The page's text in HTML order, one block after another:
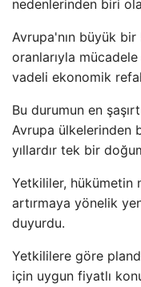
nedenlerinden biri
Avrupa'nın büyük bir
oranlarıyla
vadeli ekonomik
Bu durumun en
Avrupa ülkelerinden
yıllardır tek bir
Yetkililer, hükümetin
artırmaya yönelik
duyurdu.
Yetkililere göre
için uygun fiyatlı